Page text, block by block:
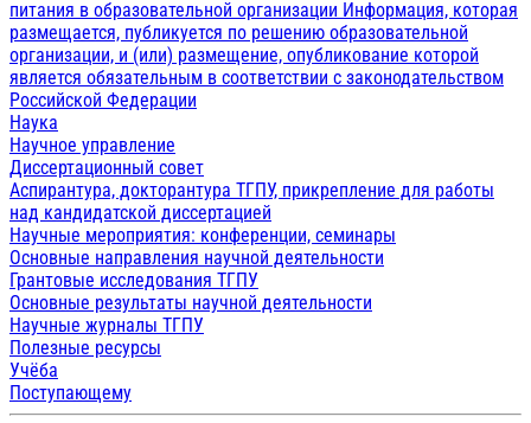
питания в образовательной организации Информация, которая
размещается, публикуется по решению образовательной
организации, и (или) размещение, опубликование которой
является обязательным в соответствии с законодательством
Российской Федерации
Наука
Научное управление
Диссертационный совет
Аспирантура, докторантура ТГПУ, прикрепление для работы
над кандидатской диссертацией
Научные мероприятия: конференции, семинары
Основные направления научной деятельности
Грантовые исследования ТГПУ
Основные результаты научной деятельности
Научные журналы ТГПУ
Полезные ресурсы
Учёба
Поступающему